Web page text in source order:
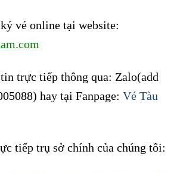
vé online tại website:
trực tiếp thông qua: Zalo(add
hay tại Fanpage: Vé Tàu
tiếp trụ sở chính của chúng tôi: